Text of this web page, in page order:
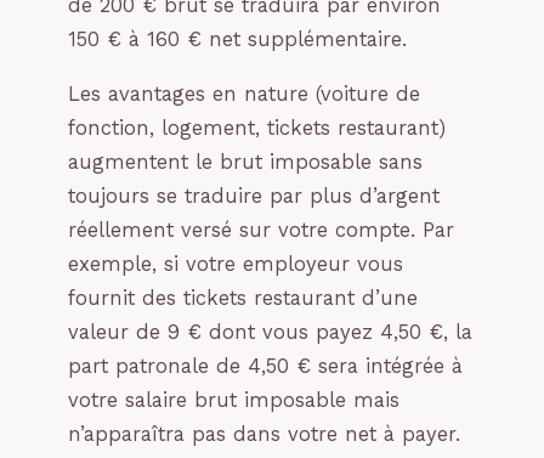
de 200 € brut se traduira par environ
150 € à 160 € net supplémentaire.
Les avantages en nature (voiture de
fonction, logement, tickets restaurant)
augmentent le brut imposable sans
toujours se traduire par plus d’argent
réellement versé sur votre compte. Par
exemple, si votre employeur vous
fournit des tickets restaurant d’une
valeur de 9 € dont vous payez 4,50 €, la
part patronale de 4,50 € sera intégrée à
votre salaire brut imposable mais
n’apparaîtra pas dans votre net à payer.